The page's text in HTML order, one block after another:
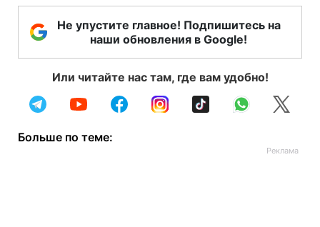
Не упустите главное! Подпишитесь на
наши обновления в Google!
Или читайте нас там, где вам удобно!
Больше по теме: